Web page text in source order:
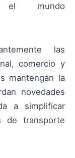
el mundo
las
comercio y
mantengan la
novedades
a simplificar
de transporte